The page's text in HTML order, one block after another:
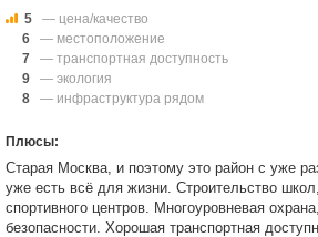
5
— цена/качество
6
— местоположение
7
— транспортная доступность
9
— экология
8
— инфраструктура рядом
Плюсы:
Старая Москва, и поэтому это район с уже
уже есть всё для жизни. Строительство
спортивного центров. Многоуровневая
безопасности. Хорошая транспортная